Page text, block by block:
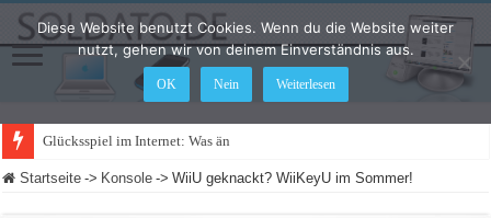
Glücksspiel im Internet: Was ändert sich 2021?
Startseite -> Konsole -> WiiU geknackt? WiiKeyU im Sommer!
Diese Website benutzt Cookies. Wenn du die Website weiter
nutzt, gehen wir von deinem Einverständnis aus.
OK Nein Weiterlesen